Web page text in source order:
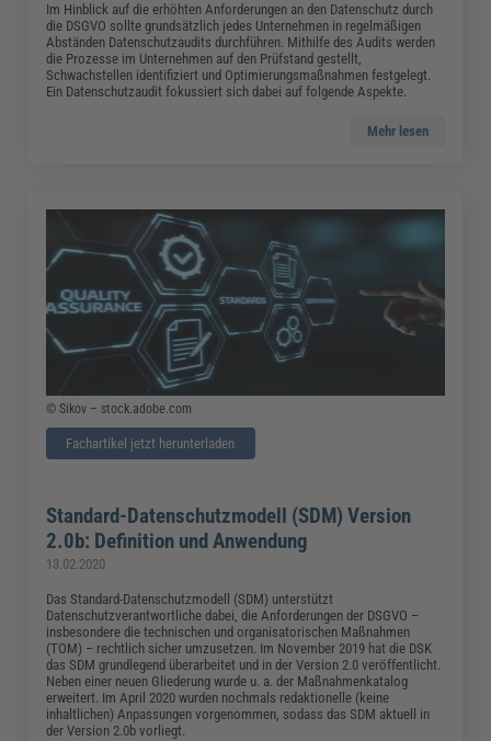
Im Hinblick auf die erhöhten Anforderungen an den Datenschutz durch
die DSGVO sollte grundsätzlich jedes Unternehmen in regelmäßigen
Abständen Datenschutzaudits durchführen. Mithilfe des Audits werden
die Prozesse im Unternehmen auf den Prüfstand gestellt,
Schwachstellen identifiziert und Optimierungsmaßnahmen festgelegt.
Ein Datenschutzaudit fokussiert sich dabei auf folgende Aspekte.
Mehr lesen
© Sikov – stock.adobe.com
Fachartikel jetzt herunterladen
Standard-Datenschutzmodell (SDM) Version
2.0b: Definition und Anwendung
13.02.2020
Das Standard-Datenschutzmodell (SDM) unterstützt
Datenschutzverantwortliche dabei, die Anforderungen der DSGVO –
insbesondere die technischen und organisatorischen Maßnahmen
(TOM) – rechtlich sicher umzusetzen. Im November 2019 hat die DSK
das SDM grundlegend überarbeitet und in der Version 2.0 veröffentlicht.
Neben einer neuen Gliederung wurde u. a. der Maßnahmenkatalog
erweitert. Im April 2020 wurden nochmals redaktionelle (keine
inhaltlichen) Anpassungen vorgenommen, sodass das SDM aktuell in
der Version 2.0b vorliegt.